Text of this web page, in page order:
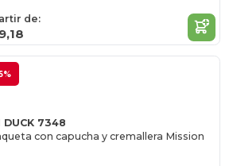
de:
DUCK 7348
con capucha y cremallera Mission